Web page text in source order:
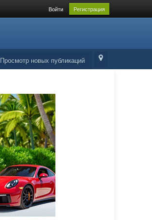
Войти Регистрация
Просмотр новых публикаций